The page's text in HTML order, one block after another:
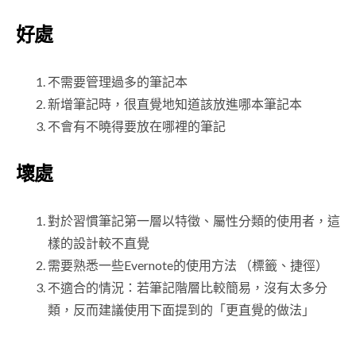
好處
不需要管理過多的筆記本
新增筆記時，很直覺地知道該放進哪本筆記本
不會有不曉得要放在哪裡的筆記
壞處
對於習慣筆記第一層以特徵、屬性分類的使用者，這
樣的設計較不直覺
需要熟悉一些Evernote的使用方法 （標籤、捷徑）
不適合的情況：若筆記階層比較簡易，沒有太多分
類，反而建議使用下面提到的「更直覺的做法」